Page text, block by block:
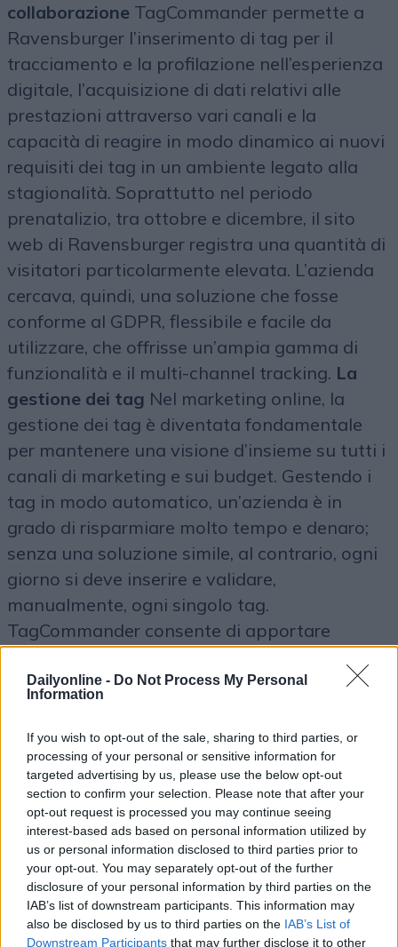
Dailyonline - Do Not Process My Personal
Information
If you wish to opt-out of the sale, sharing to third parties, or
processing of your personal or sensitive information for
targeted advertising by us, please use the below opt-out
section to confirm your selection. Please note that after your
opt-out request is processed you may continue seeing
interest-based ads based on personal information utilized by
us or personal information disclosed to third parties prior to
your opt-out. You may separately opt-out of the further
disclosure of your personal information by third parties on the
IAB’s list of downstream participants. This information may
also be disclosed by us to third parties on the IAB’s List of
Downstream Participants that may further disclose it to other
collaborazioneTagCommander permette a
Ravensburger l’inserimento di tag per il
tracciamento e la profilazione nell’esperienza
digitale, l’acquisizione di dati relativi alle
prestazioni attraverso vari canali e la
capacità di reagire in modo dinamico ai nuovi
requisiti dei tag in un ambiente legato alla
stagionalità. Soprattutto nel periodo
prenatalizio, tra ottobre e dicembre, il sito
web di Ravensburger registra una quantità di
visitatori particolarmente elevata. L’azienda
cercava, quindi, una soluzione che fosse
conforme al GDPR, flessibile e facile da
utilizzare, che offrisse un’ampia gamma di
funzionalità e il multi-channel tracking. La
gestione dei tag Nel marketing online, la
gestione dei tag è diventata fondamentale
per mantenere una visione d’insieme su tutti i
canali di marketing e sui budget. Gestendo i
tag in modo automatico, un’azienda è in
grado di risparmiare molto tempo e denaro;
senza una soluzione simile, al contrario, ogni
giorno si deve inserire e validare,
manualmente, ogni singolo tag.
TagCommander consente di apportare
senza dover ricorrere alle costose
TagCommander i responsabili marketing
possono utilizzare diverse fonti di dati e
implementare nuove misure attraverso vari
canali in modo molto efficace.